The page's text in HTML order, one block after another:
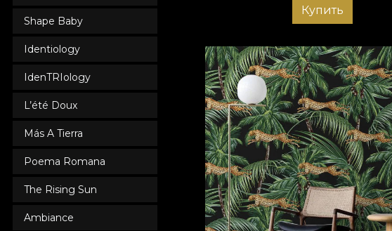
Shape Baby
Identiology
IdenTRIology
L’été Doux
Más A Tierra
Poema Romana
The Rising Sun
Ambiance
Купить